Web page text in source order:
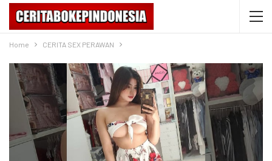
Home CERITA SEX PERAWAN